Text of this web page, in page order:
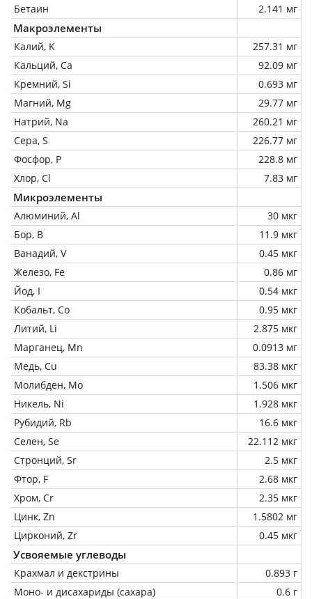
Бетаин 2.141 мг
Макроэлементы
Калий, K
257.31 мг
Кальций, Ca
92.09 мг
Кремний, Si
0.693 мг
Магний, Mg
29.77 мг
Натрий, Na
260.21 мг
Сера, S
226.77 мг
Фосфор, P
228.8 мг
Хлор, Cl
7.83 мг
Микроэлементы
Алюминий, Al
30 мкг
Бор, B
11.9 мкг
Ванадий, V
0.45 мкг
Железо, Fe
0.86 мг
Йод, I
0.54 мкг
Кобальт, Co
0.95 мкг
Литий, Li
2.875 мкг
Марганец, Mn
0.0913 мг
Медь, Cu
83.38 мкг
Молибден, Mo
1.506 мкг
Никель, Ni
1.928 мкг
Рубидий, Rb
16.6 мкг
Селен, Se
22.112 мкг
Стронций, Sr
2.5 мкг
Фтор, F
2.68 мкг
Хром, Cr
2.35 мкг
Цинк, Zn
1.5802 мг
Цирконий, Zr
0.45 мкг
Усвояемые углеводы
Крахмал и декстрины
0.893 г
Моно- и дисахариды (сахара)
0.6 г